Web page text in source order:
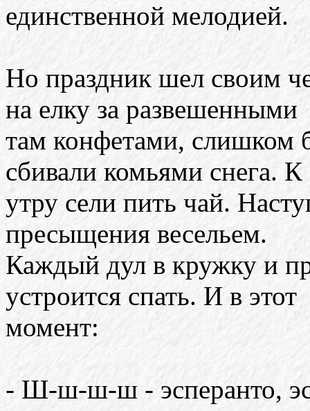
единственной мелодией.
Но праздник шел своим
на елку за развешенными
там конфетами, слишком
сбивали комьями снега. К
утру сели пить чай.
пресыщения весельем.
Каждый дул в кружку и
устроится спать. И в этот
момент:
- Ш-ш-ш-ш - эсперанто,